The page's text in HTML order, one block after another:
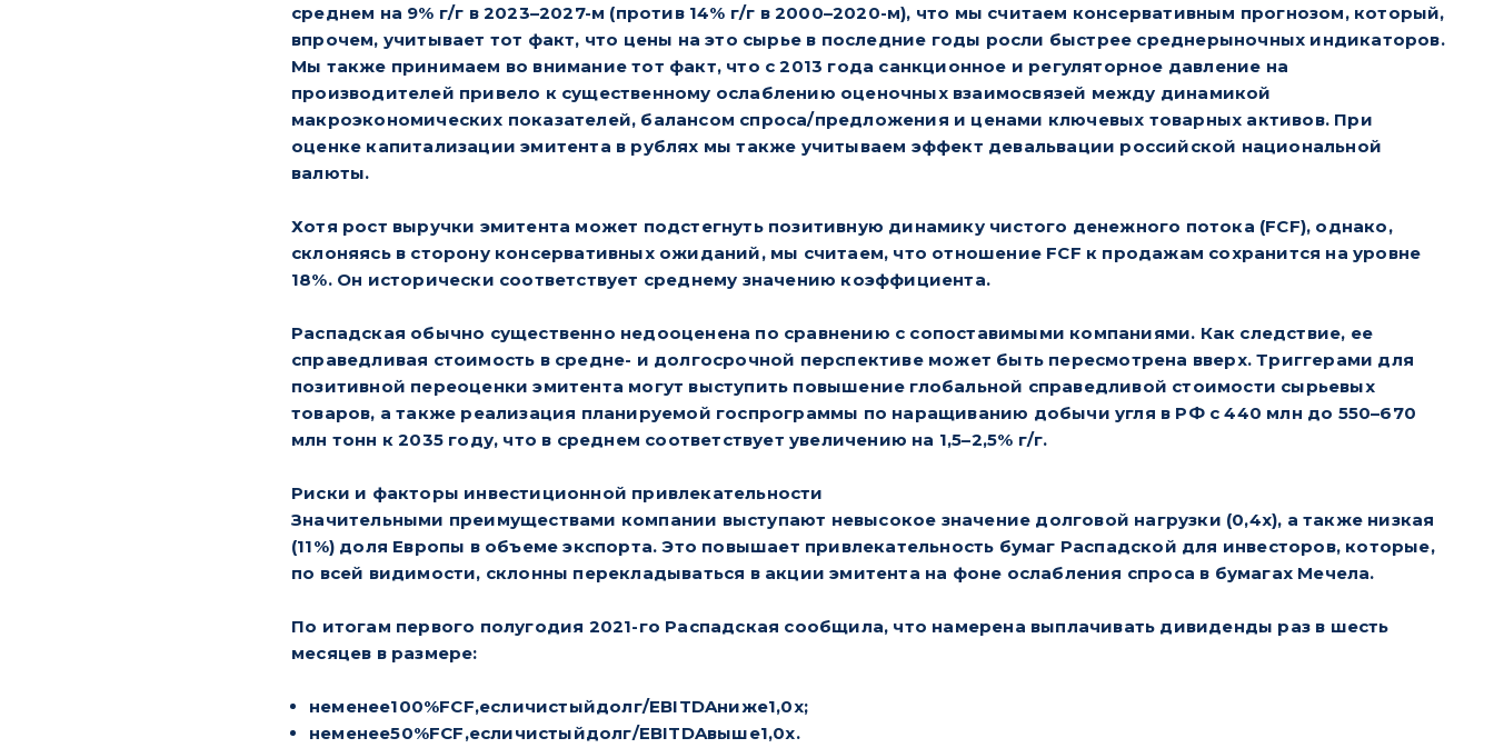
среднем на 9% г/г в 2023–2027-м (против 14% г/г в 2000–2020-м), что мы считаем консервативным прогнозом, который,
впрочем, учитывает тот факт, что цены на это сырье в последние годы росли быстрее среднерыночных индикаторов.
Мы также принимаем во внимание тот факт, что с 2013 года санкционное и регуляторное давление на
производителей привело к существенному ослаблению оценочных взаимосвязей между динамикой
макроэкономических показателей, балансом спроса/предложения и ценами ключевых товарных активов. При
оценке капитализации эмитента в рублях мы также учитываем эффект девальвации российской национальной
валюты.
Хотя рост выручки эмитента может подстегнуть позитивную динамику чистого денежного потока (FCF), однако,
склоняясь в сторону консервативных ожиданий, мы считаем, что отношение FCF к продажам сохранится на уровне
18%. Он исторически соответствует среднему значению коэффициента.
Распадская обычно существенно недооценена по сравнению с сопоставимыми компаниями. Как следствие, ее
справедливая стоимость в средне- и долгосрочной перспективе может быть пересмотрена вверх. Триггерами для
позитивной переоценки эмитента могут выступить повышение глобальной справедливой стоимости сырьевых
товаров, а также реализация планируемой госпрограммы по наращиванию добычи угля в РФ с 440 млн до 550–670
млн тонн к 2035 году, что в среднем соответствует увеличению на 1,5–2,5% г/г.
Риски и факторы инвестиционной привлекательности
Значительными преимуществами компании выступают невысокое значение долговой нагрузки (0,4x), а также низкая
(11%) доля Европы в объеме экспорта. Это повышает привлекательность бумаг Распадской для инвесторов, которые,
по всей видимости, склонны перекладываться в акции эмитента на фоне ослабления спроса в бумагах Мечела.
По итогам первого полугодия 2021-го Распадская сообщила, что намерена выплачивать дивиденды раз в шесть
месяцев в размере:
неменее100%FCF,есличистыйдолг/EBITDAниже1,0х;
неменее50%FCF,есличистыйдолг/EBITDAвыше1,0х.